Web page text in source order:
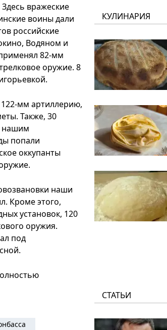
вражеские
воины дали
российские
Водяном и
82-мм
оружие. 8
мм артиллерию,
Также, 30
нашим
попали
оккупанты
наши
Кроме этого,
установок, 120
оружия.
под
КУЛИНАРИЯ
СТАТЬИ